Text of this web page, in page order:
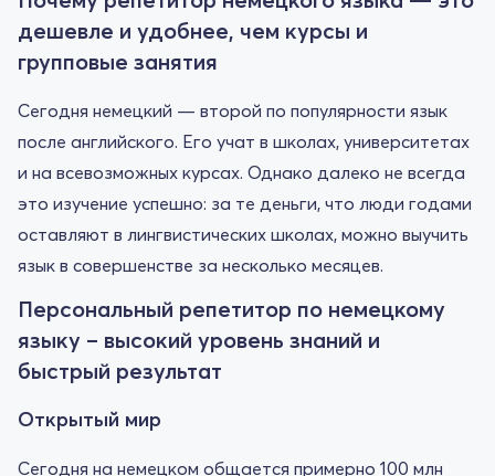
дешевле и удобнее, чем курсы и
групповые занятия
Сегодня немецкий — второй по популярности язык
после английского. Его учат в школах, университетах
и на всевозможных курсах. Однако далеко не всегда
это изучение успешно: за те деньги, что люди годами
оставляют в лингвистических школах, можно выучить
язык в совершенстве за несколько месяцев.
Персональный репетитор по немецкому
языку – высокий уровень знаний и
быстрый результат
Открытый мир
Сегодня на немецком общается примерно 100 млн